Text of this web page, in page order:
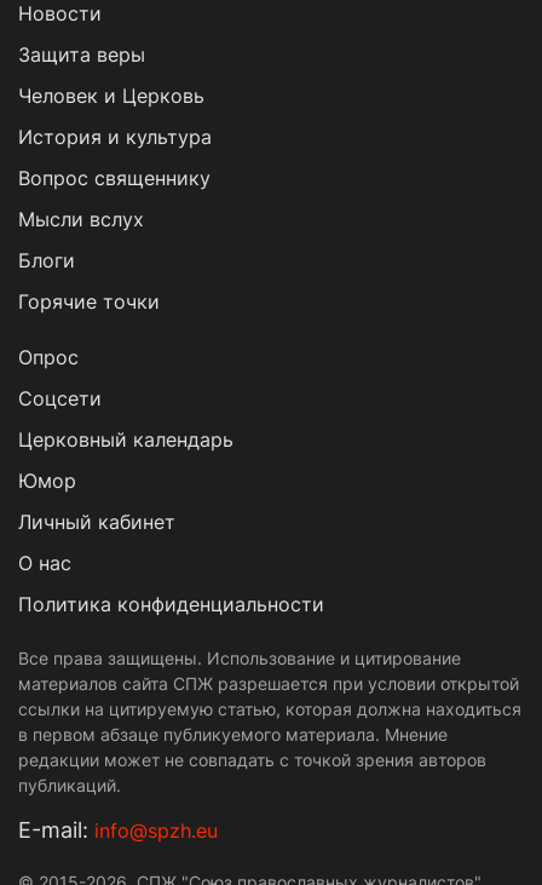
Новости
Защита веры
Человек и Церковь
История и культура
Вопрос священнику
Мысли вслух
Блоги
Горячие точки
Опрос
Cоцсети
Церковный календарь
Юмор
Личный кабинет
О нас
Политика конфиденциальности
Все права защищены. Использование и цитирование
материалов сайта СПЖ разрешается при условии открытой
ссылки на цитируемую статью, которая должна находиться
в первом абзаце публикуемого материала. Мнение
редакции может не совпадать с точкой зрения авторов
публикаций.
Е-mail: info@spzh.eu